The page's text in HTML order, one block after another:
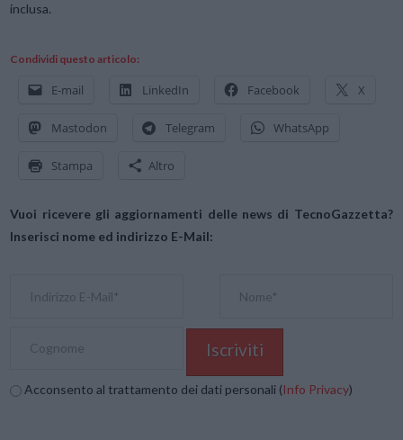
inclusa.
Condividi questo articolo:
E-mail LinkedIn Facebook X
Mastodon Telegram WhatsApp
Stampa Altro
Vuoi ricevere gli aggiornamenti delle news di TecnoGazzetta?
Inserisci nome ed indirizzo E-Mail:
Acconsento al trattamento dei dati personali (Info Privacy)